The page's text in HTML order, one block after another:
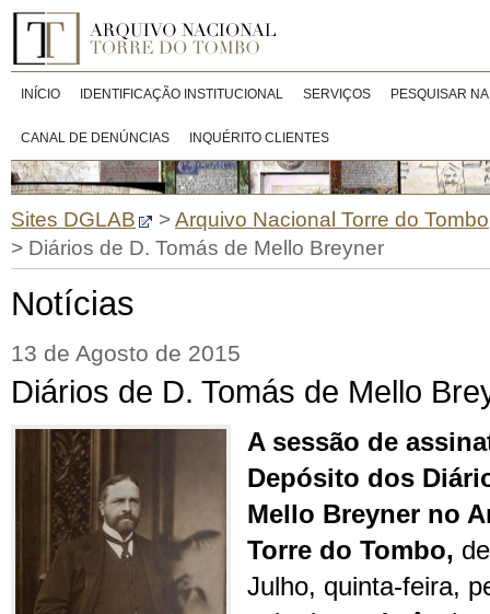
INÍCIO IDENTIFICAÇÃO INSTITUCIONAL SERVIÇOS PESQUISAR
CANAL DE DENÚNCIAS INQUÉRITO CLIENTES
Sites DGLAB >Arquivo Nacional Torre do Tombo
> Diários de D. Tomás de Mello Breyner
Notícias
13 de Agosto de 2015
Diários de D. Tomás de Mello
A sessão de
Depósito dos
Mello Breyner no
Torre do Tombo,
Julho, quinta-feira,